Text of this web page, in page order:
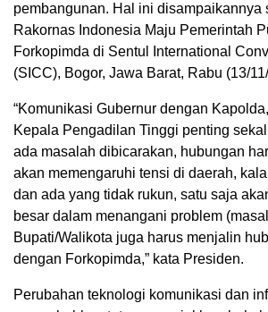
pembangunan. Hal ini disampaikannya
Rakornas Indonesia Maju Pemerintah
Forkopimda di Sentul International
(SICC), Bogor, Jawa Barat, Rabu (13/
“Komunikasi Gubernur dengan
Kepala Pengadilan Tinggi penting
ada masalah dibicarakan, hubungan
akan memengaruhi tensi di daerah,
dan ada yang tidak rukun, satu saja
besar dalam menangani problem
Bupati/Walikota juga harus menjalin
dengan Forkopimda,” kata Presiden.
Perubahan teknologi komunikasi dan